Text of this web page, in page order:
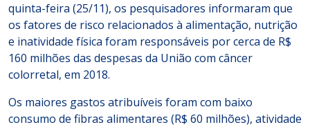
quinta-feira (25/11), os pesquisadores informaram que
os fatores de risco relacionados à alimentação, nutrição
e inatividade física foram responsáveis por cerca de R$
160 milhões das despesas da União com câncer
colorretal, em 2018.
Os maiores gastos atribuíveis foram com baixo
consumo de fibras alimentares (R$ 60 milhões), atividade